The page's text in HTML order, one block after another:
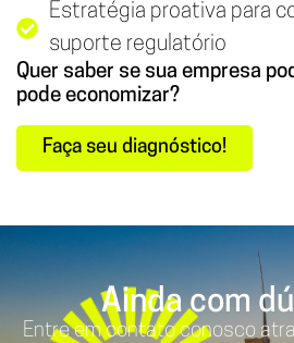
Estratégia proativa para
suporte regulatório
Quer saber se sua empresa
pode economizar?
Faça seu diagnóstico!
Ainda com
Entre em contato conosco